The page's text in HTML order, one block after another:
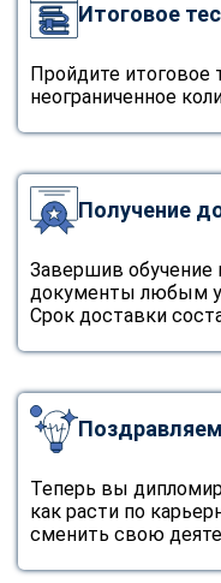
Итоговое
Пройдите итоговое
неограниченное
Получение
Завершив
документы любым
Срок доставки
Теперь вы
как расти по
сменить свою